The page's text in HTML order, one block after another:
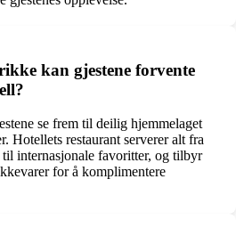
kan gjestene forvente
se frem til deilig hjemmelaget
Hotellets restaurant serverer alt fra
internasjonale favoritter, og tilbyr
for å komplimentere